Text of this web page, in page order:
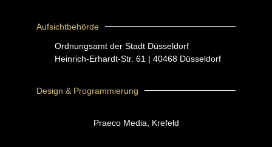
Aufsichtbehörde
Ordnungsamt der Stadt Düsseldorf
Heinrich-Erhardt-Str. 61 | 40468 Düsseldorf
Design & Programmierung
Praeco Media, Krefeld